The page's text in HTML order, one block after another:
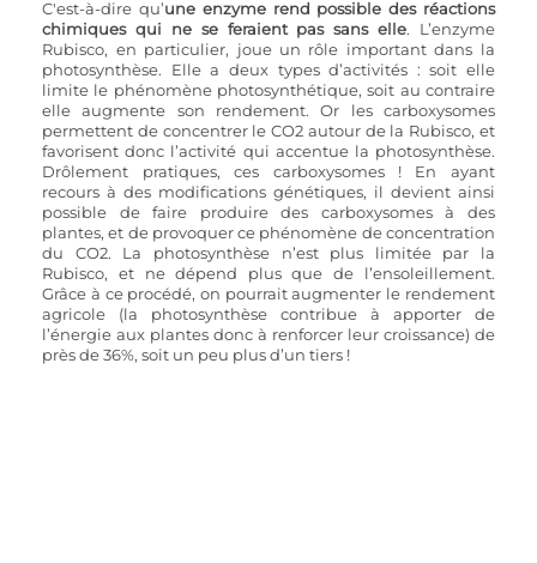
C'est-à-dire qu’une enzyme rend possible des réactions
chimiques qui ne se feraient pas sans elle. L’enzyme
Rubisco, en particulier, joue un rôle important dans la
photosynthèse. Elle a deux types d’activités : soit elle
limite le phénomène photosynthétique, soit au contraire
elle augmente son rendement. Or les carboxysomes
permettent de concentrer le CO2 autour de la Rubisco, et
favorisent donc l’activité qui accentue la photosynthèse.
Drôlement pratiques, ces carboxysomes ! En ayant
recours à des modifications génétiques, il devient ainsi
possible de faire produire des carboxysomes à des
plantes, et de provoquer ce phénomène de concentration
du CO2. La photosynthèse n’est plus limitée par la
Rubisco, et ne dépend plus que de l’ensoleillement.
Grâce à ce procédé, on pourrait augmenter le rendement
agricole (la photosynthèse contribue à apporter de
l’énergie aux plantes donc à renforcer leur croissance) de
près de 36%, soit un peu plus d’un tiers !